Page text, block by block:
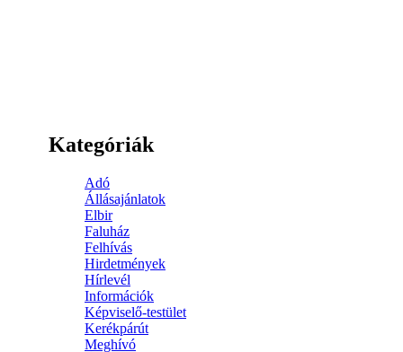
Kategóriák
Adó
Állásajánlatok
Elbir
Faluház
Felhívás
Hirdetmények
Hírlevél
Információk
Képviselő-testület
Kerékpárút
Meghívó